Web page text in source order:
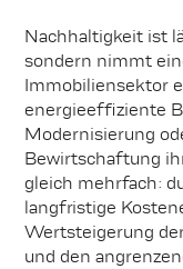
Nachhaltigkeit ist
sondern nimmt
Immobiliensektor
energieeffiziente
Modernisierung
Bewirtschaftung
gleich mehrfach:
langfristige
Wertsteigerung
und den